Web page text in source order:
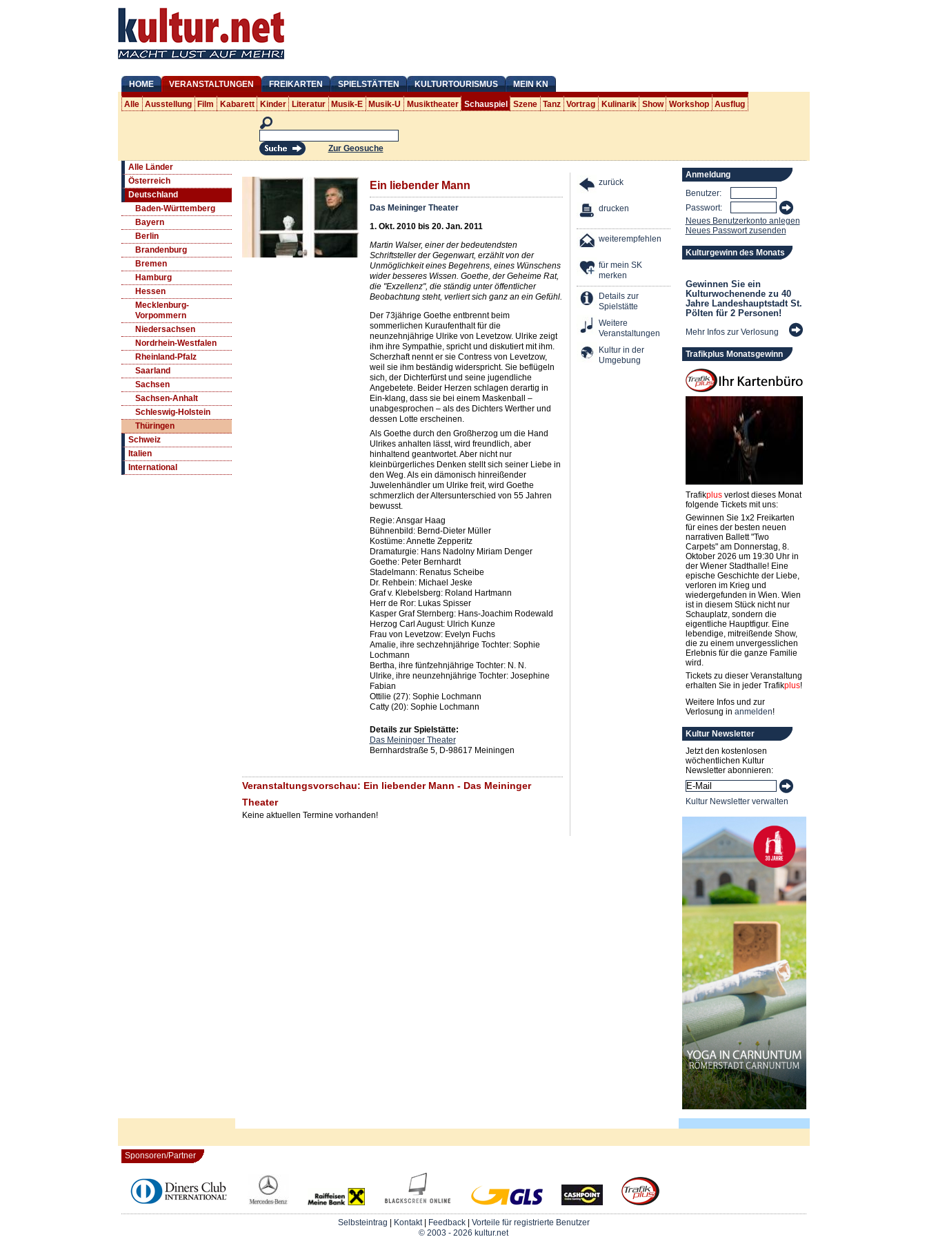
HOME VERANSTALTUNGEN FREIKARTEN SPIELSTÄTTEN KULTURTOURISMUS MEIN KN
Alle Ausstellung Film Kabarett Kinder Literatur Musik-E Musik-U Musiktheater Schauspiel Szene Tanz Vortrag Kulinarik Show Workshop Ausflug
Zur Geosuche
Alle Länder
Österreich
Deutschland
Baden-Württemberg
Bayern
Berlin
Brandenburg
Bremen
Hamburg
Hessen
Mecklenburg-
Vorpommern
Niedersachsen
Nordrhein-Westfalen
Rheinland-Pfalz
Saarland
Sachsen
Sachsen-Anhalt
Schleswig-Holstein
Thüringen
Schweiz
Italien
International
Ein liebender Mann
Das Meininger Theater
1. Okt. 2010 bis 20. Jan. 2011
Martin Walser, einer der bedeutendsten
Schriftsteller der Gegenwart, erzählt von der
Unmöglichkeit eines Begehrens, eines Wünschens
wider besseres Wissen. Goethe, der Geheime Rat,
die "Exzellenz", die ständig unter öffentlicher
Beobachtung steht, verliert sich ganz an ein Gefühl.
Der 73jährige Goethe entbrennt beim
sommerlichen Kuraufenthalt für die
neunzehnjährige Ulrike von Levetzow. Ulrike zeigt
ihm ihre Sympathie, spricht und diskutiert mit ihm.
Scherzhaft nennt er sie Contress von Levetzow,
weil sie ihm beständig widerspricht. Sie beflügeln
sich, der Dichterfürst und seine jugendliche
Angebetete. Beider Herzen schlagen derartig in
Ein-klang, dass sie bei einem Maskenball –
unabgesprochen – als des Dichters Werther und
dessen Lotte erscheinen.
Als Goethe durch den Großherzog um die Hand
Ulrikes anhalten lässt, wird freundlich, aber
hinhaltend geantwortet. Aber nicht nur
kleinbürgerliches Denken stellt sich seiner Liebe in
den Weg. Als ein dämonisch hinreißender
Juwelenhändler um Ulrike freit, wird Goethe
schmerzlich der Altersunterschied von 55 Jahren
bewusst.
Regie: Ansgar Haag
Bühnenbild: Bernd-Dieter Müller
Kostüme: Annette Zepperitz
Dramaturgie: Hans Nadolny Miriam Denger
Goethe: Peter Bernhardt
Stadelmann: Renatus Scheibe
Dr. Rehbein: Michael Jeske
Graf v. Klebelsberg: Roland Hartmann
Herr de Ror: Lukas Spisser
Kasper Graf Sternberg: Hans-Joachim Rodewald
Herzog Carl August: Ulrich Kunze
Frau von Levetzow: Evelyn Fuchs
Amalie, ihre sechzehnjährige Tochter: Sophie
Lochmann
Bertha, ihre fünfzehnjährige Tochter: N. N.
Ulrike, ihre neunzehnjährige Tochter: Josephine
Fabian
Ottilie (27): Sophie Lochmann
Catty (20): Sophie Lochmann
Details zur Spielstätte:
Das Meininger Theater
Bernhardstraße 5, D-98617 Meiningen
Veranstaltungsvorschau: Ein liebender Mann - Das Meininger
Theater
Keine aktuellen Termine vorhanden!
zurück
drucken
weiterempfehlen
für mein SK
merken
Details zur
Spielstätte
Weitere
Veranstaltungen
Kultur in der
Umgebung
Anmeldung
Benutzer:
Passwort:
Neues Benutzerkonto anlegen
Neues Passwort zusenden
Kulturgewinn des Monats
Gewinnen Sie ein
Kulturwochenende zu 40
Jahre Landeshauptstadt St.
Pölten für 2 Personen!
Mehr Infos zur Verlosung
Trafikplus Monatsgewinn
Trafikplusverlost dieses Monat
folgende Tickets mit uns:
Gewinnen Sie 1x2 Freikarten
für eines der besten neuen
narrativen Ballett "Two
Carpets" am Donnerstag, 8.
Oktober 2026 um 19:30 Uhr in
der Wiener Stadthalle! Eine
epische Geschichte der Liebe,
verloren im Krieg und
wiedergefunden in Wien. Wien
ist in diesem Stück nicht nur
Schauplatz, sondern die
eigentliche Hauptfigur. Eine
lebendige, mitreißende Show,
die zu einem unvergesslichen
Erlebnis für die ganze Familie
wird.
Tickets zu dieser Veranstaltung
erhalten Sie in jeder Trafikplus!
Weitere Infos und zur
Verlosung in anmelden!
Kultur Newsletter
Jetzt den kostenlosen
wöchentlichen Kultur
Newsletter abonnieren:
Kultur Newsletter verwalten
Sponsoren/Partner
Selbsteintrag Kontakt| Feedback| Vorteile für registrierte Benutzer
© 2003 - 2026 kultur.net